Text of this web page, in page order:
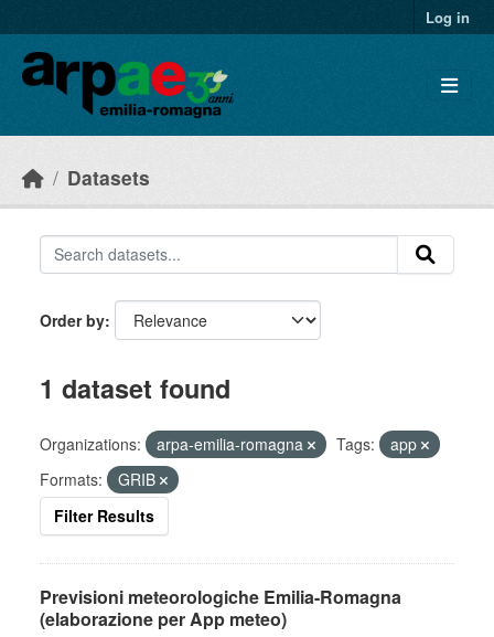
Log in
Datasets
Order by
1 dataset found
Organizations: arpa-emilia-romagna Tags:
app
Formats:
GRIB
Filter Results
Previsioni meteorologiche Emilia-Romagna
(elaborazione per App meteo)